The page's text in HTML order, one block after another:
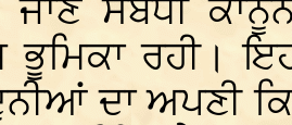
ਜਾਣ ਸਬੰਧੀ
ਭੂਮਿਕਾ ਰਹੀ।
ਦਾ ਅਪਣੀ